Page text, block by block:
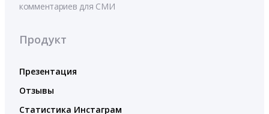
комментариев для СМИ
Продукт
Презентация
Отзывы
Статистика Инстаграм